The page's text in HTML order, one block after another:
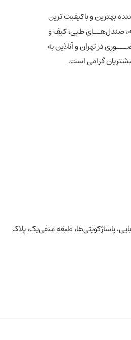
بهترین و باکیفیت ترین
صندل‌هــای طبی، کیف و
در تهران و آنلاین به
گرامی است.
پاساژ‌کویتی‌ها، طبقه منفی‌یک، پلاک